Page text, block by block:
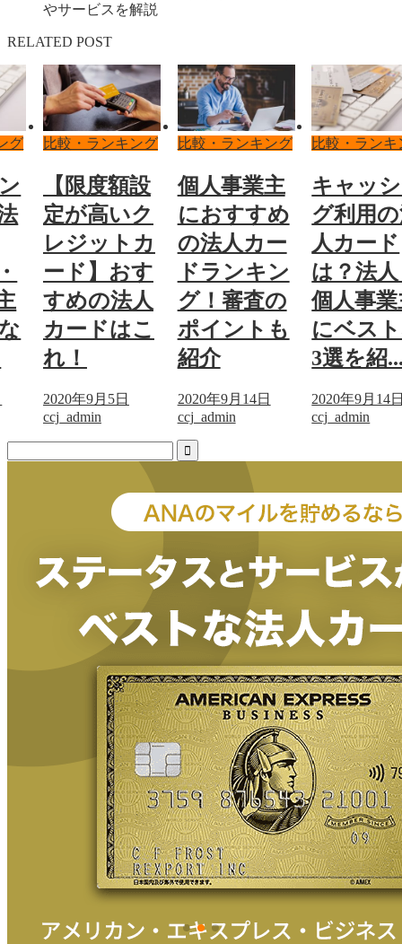
やサービスを解説
RELATED POST
較・ランキング
限度額設
が高いク
ジットカ
ド】おす
めの法人
ードはこ
年9月5日
比較・ランキング
個人事業主
におすすめ
の法人カー
ドランキン
グ！審査の
ポイントも
2020年9月14日
ccj_admin
比較・ランキング
キャッシン
グ利用の法
人カード
は？法人・
個人事業主
にベストな
3選を紹...
2020年9月14日
ccj_admin